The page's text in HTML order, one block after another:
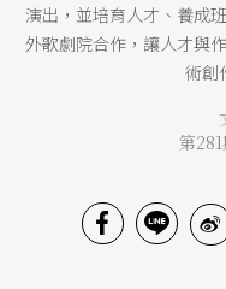
演出，並培育人才、養成
外歌劇院合作，讓人才與
術創
第